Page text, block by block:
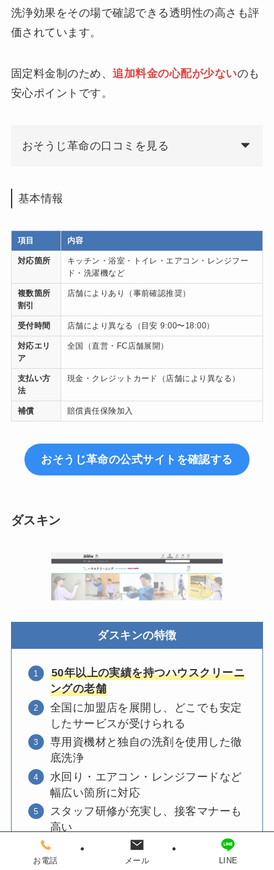
洗浄効果をその場で確認できる透明性の高さも評
価されています。
固定料金制のため、追加料金の心配が少ないのも
安心ポイントです。
おそうじ革命の口コミを見る
基本情報
項目 内容
対応箇所
キッチン・浴室・トイレ・エアコン・レンジフー
ド・洗濯機など
複数箇所
割引
店舗によりあり（事前確認推奨）
受付時間 店舗により異なる（目安 9:00〜18:00）
対応エリ
ア
全国（直営・FC店舗展開）
支払い方
法
現金・クレジットカード（店舗により異なる）
補償 賠償責任保険加入
おそうじ革命の公式サイトを確認する
ダスキン
ダスキンの特徴
50年以上の実績を持つハウスクリーニ
ングの老舗
全国に加盟店を展開し、どこでも安定
したサービスが受けられる
専用資機材と独自の洗剤を使用した徹
底洗浄
水回り・エアコン・レンジフードなど
幅広い箇所に対応
スタッフ研修が充実し、接客マナーも
高い
お電話 メール LINE